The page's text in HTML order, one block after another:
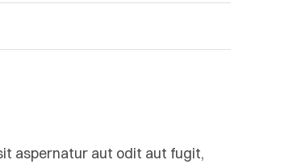
aspernatur aut odit aut fugit,